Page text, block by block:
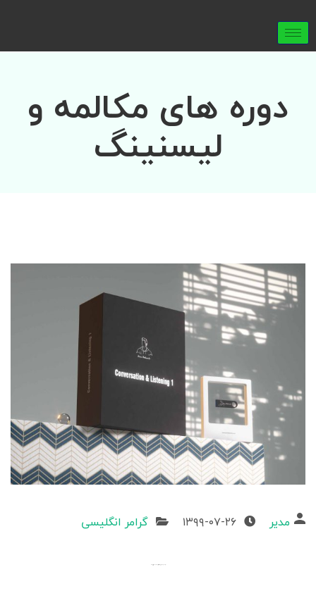
دوره های مکالمه و
لیسنینگ
مدیر گرامر انگلیسی
تقویت مهارت شنیداری با استفاده از اخبار، فیلم، مصاحبه‌های تلوزیونی و آهنگ ..